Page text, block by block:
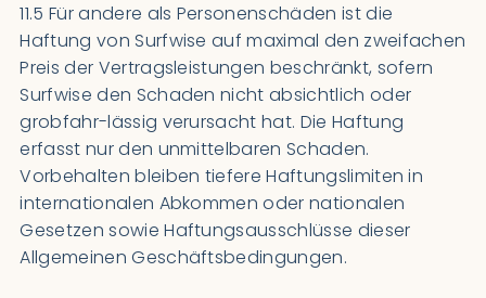
11.5 Für andere als Personenschäden ist die
Haftung von Surfwise auf maximal den zweifachen
Preis der Vertragsleistungen beschränkt, sofern
Surfwise den Schaden nicht absichtlich oder
grobfahr-lässig verursacht hat. Die Haftung
erfasst nur den unmittelbaren Schaden.
Vorbehalten bleiben tiefere Haftungslimiten in
internationalen Abkommen oder nationalen
Gesetzen sowie Haftungsausschlüsse dieser
Allgemeinen Geschäftsbedingungen.